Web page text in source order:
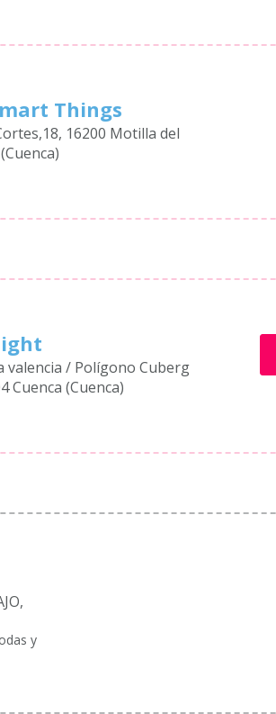
Things
16200 Motilla del
valencia / Polígono Cuberg
Cuenca (Cuenca)
y